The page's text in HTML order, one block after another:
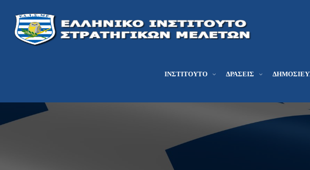
ΙΝΣΤΙΤΟΎΤΟ ΔΡΆΣΕΙΣ